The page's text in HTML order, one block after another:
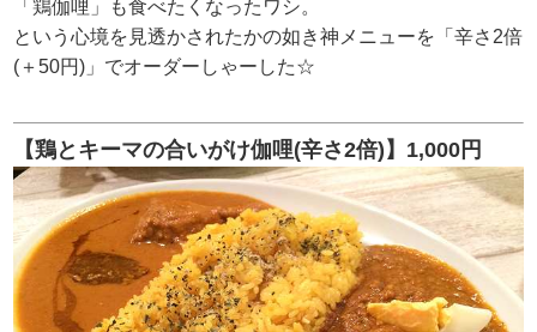
「鶏伽哩」も食べたくなったワシ。
という心境を見透かされたかの如き神メニューを「辛さ2倍
(＋50円)」でオーダーしゃーした☆
【鶏とキーマの合いがけ伽哩(辛さ2倍)】1,000円